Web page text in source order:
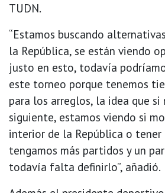
TUDN.
“Estamos buscando
la República, se están viendo
justo en esto, todavía
este torneo porque tenemos
para los arreglos, la idea que si
siguiente, estamos viendo si
interior de la República o tener
tengamos más partidos y un
todavía falta definirlo”, añadió.